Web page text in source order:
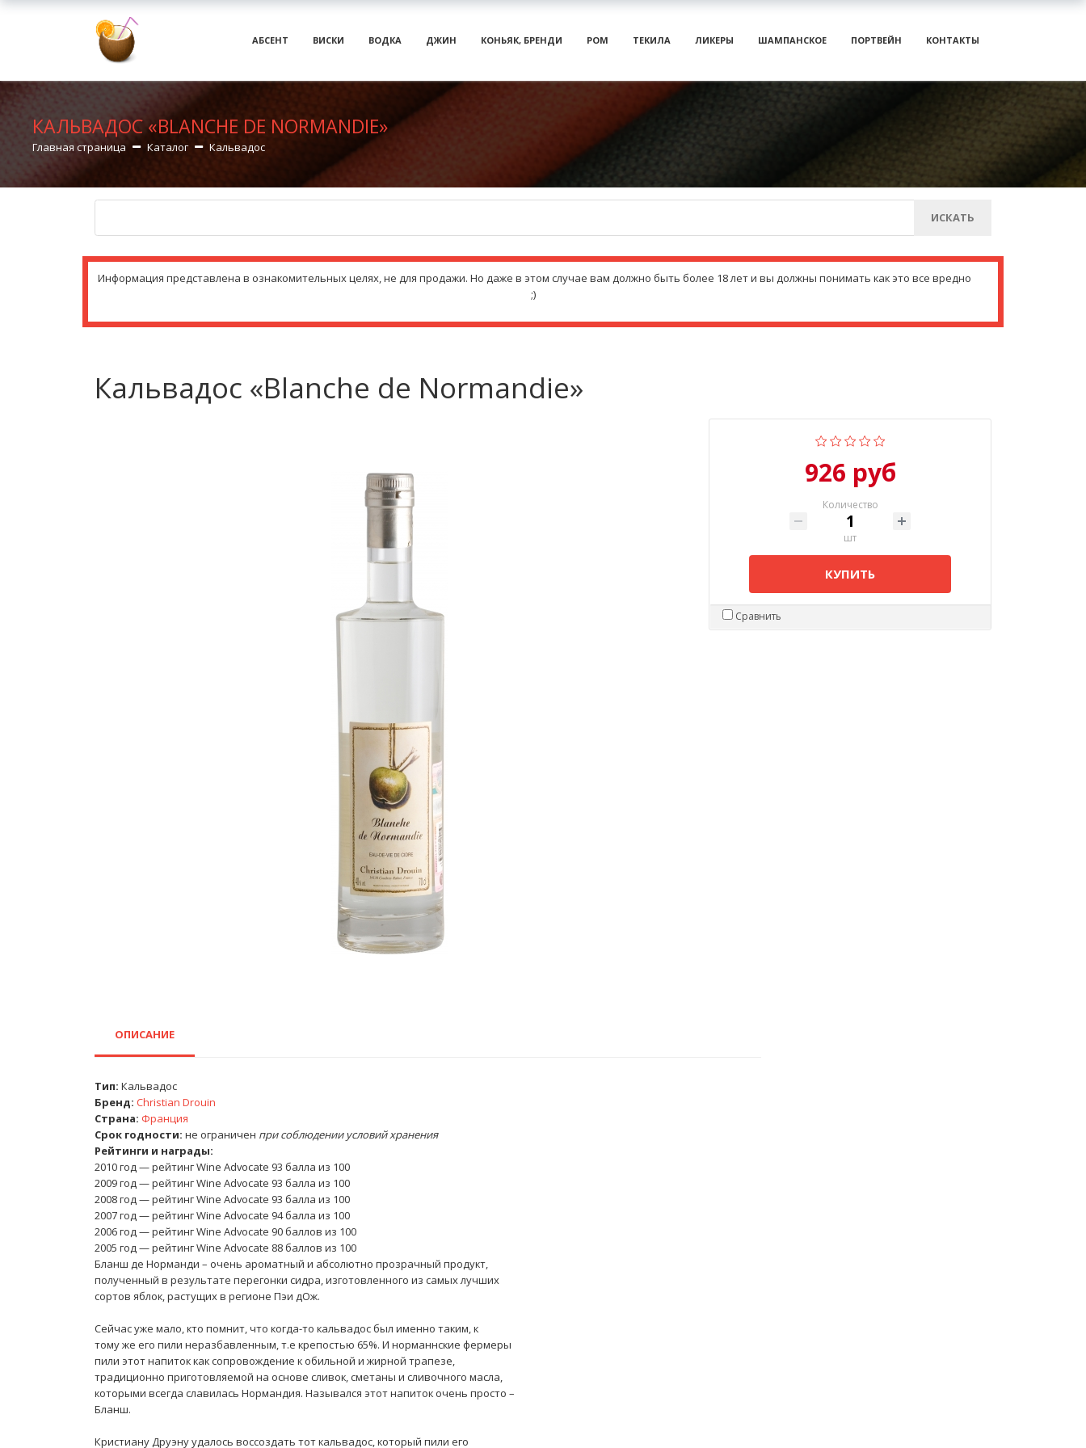
АБСЕНТ ВИСКИ ВОДКА ДЖИН КОНЬЯК, БРЕНДИ РОМ ТЕКИЛА ЛИКЕРЫ ШАМПАНСКОЕ ПОРТВЕЙН КОНТАКТЫ
КАЛЬВАДОС «BLANCHE DE NORMANDIE»
Главная страница Каталог Кальвадос
ИСКАТЬ
Информация представлена в ознакомительных целях, не для продажи. Но даже в этом случае вам должно быть более 18 лет и вы должны понимать как это все вредно
;)
Кальвадос «Blanche de Normandie»
926 руб
Количество
шт
КУПИТЬ
Сравнить
ОПИСАНИЕ
Тип: Кальвадос
Бренд: Christian Drouin
Страна: Франция
Срок годности: не ограничен при соблюдении условий хранения
Рейтинги и награды:
2010 год — рейтингWine Advocate 93 балла из 100
2009 год — рейтингWine Advocate 93 балла из 100
2008 год — рейтингWine Advocate 93 балла из 100
2007 год — рейтингWine Advocate 94 балла из 100
2006 год — рейтингWine Advocate 90 баллов из 100
2005 год — рейтингWine Advocate 88 баллов из 100
Бланш де Норманди – очень ароматный и абсолютно прозрачный продукт,
полученный в результате перегонки сидра, изготовленного из самых лучших
сортов яблок, растущих в регионе Пэи дОж.
Сейчас уже мало, кто помнит, что когда-то кальвадос был именно таким, к
тому же его пили неразбавленным, т.е крепостью 65%. И норманнские фермеры
пили этот напиток как сопровождение к обильной и жирной трапезе,
традиционно приготовляемой на основе сливок, сметаны и сливочного масла,
которыми всегда славилась Нормандия. Назывался этот напиток очень просто –
Бланш.
Кристиану Друэну удалось воссоздать тот кальвадос, который пили его